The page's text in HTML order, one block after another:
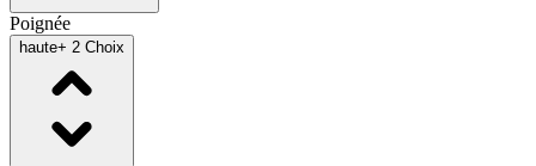
Poignée
haute+ 2 Choix